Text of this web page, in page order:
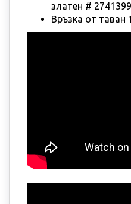
златен #
Връзка от